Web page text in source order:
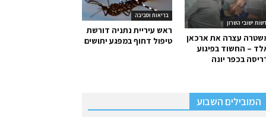
בריאות וסביבה
ראש עיריית נתניה דורשת
טיפול דחוף במפגע יתושים
ישובי השרון
עצרה את ארכאן
– החשוד בפיגוע
בכפר יונה
המובילים השבוע